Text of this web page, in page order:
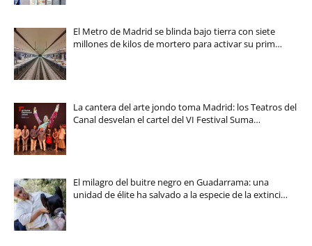
El Metro de Madrid se blinda bajo tierra con siete
millones de kilos de mortero para activar su prim…
La cantera del arte jondo toma Madrid: los Teatros del
Canal desvelan el cartel del VI Festival Suma…
El milagro del buitre negro en Guadarrama: una
unidad de élite ha salvado a la especie de la extinci…